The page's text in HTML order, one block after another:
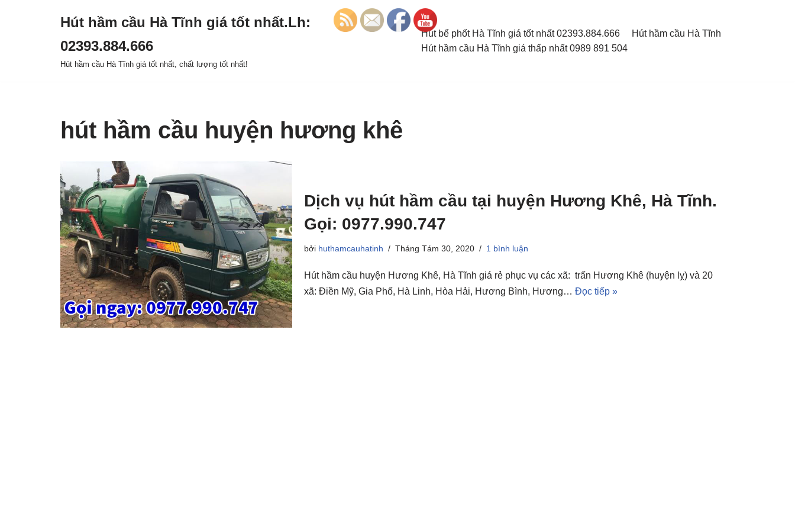
Hút hầm cầu Hà Tĩnh giá tốt nhất.Lh:
02393.884.666
Hút hầm cầu Hà Tĩnh giá tốt nhất, chất lượng tốt nhất!
Hút bể phốt Hà Tĩnh giá tốt nhất 02393.884.666
Hút hầm cầu Hà Tĩnh
Hút hầm cầu Hà Tĩnh giá thấp nhất 0989 891 504
hút hầm cầu huyện hương khê
Dịch vụ hút hầm cầu tại huyện Hương Khê, Hà Tĩnh.
Gọi: 0977.990.747
bởi huthamcauhatinh Tháng Tám 30, 2020 1 bình luận
Hút hầm cầu huyện Hương Khê, Hà Tĩnh giá rẻ phục vụ các xã: trấn Hương Khê (huyện lỵ) và 20
xã: Điền Mỹ, Gia Phố, Hà Linh, Hòa Hải, Hương Bình, Hương… Đọc tiếp »